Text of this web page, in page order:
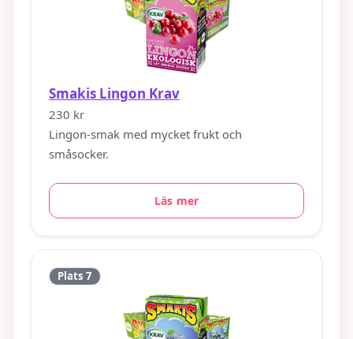
Smakis Lingon Krav
230 kr
Lingon-smak med mycket frukt och
småsocker.
Läs mer
Plats 7